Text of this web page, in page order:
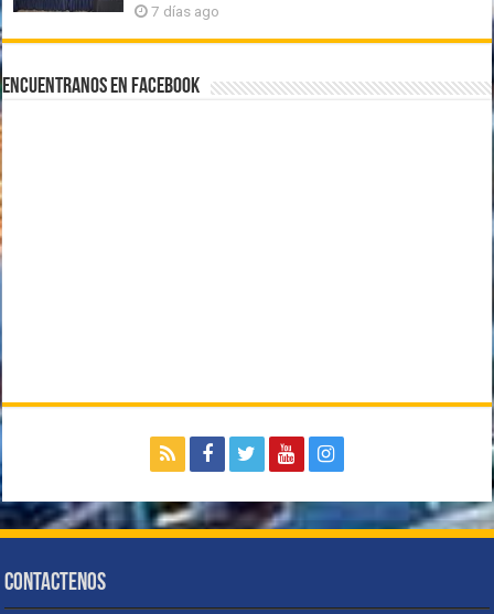
7 días ago
Encuentranos en Facebook
Contactenos